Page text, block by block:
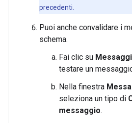
precedenti.
Puoi anche convalidare i
schema.
Fai clic su
testare un
Nella finestra
seleziona un tipo di
messaggio.